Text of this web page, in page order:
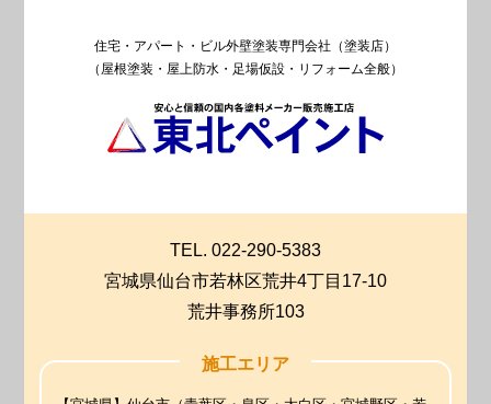
住宅・アパート・ビル外壁塗装専門会社（塗装店）
（屋根塗装・屋上防水・足場仮設・リフォーム全般）
TEL. 022-290-5383
宮城県仙台市若林区荒井4丁目17-10
荒井事務所103
施工エリア